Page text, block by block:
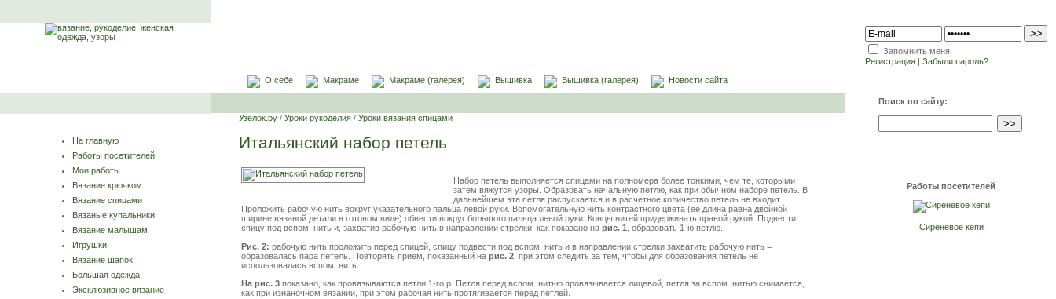
Запомнить меня
Регистрация | Забыли пароль?
О себе
Макраме Макраме (галерея) Вышивка Вышивка (галерея) Новости сайта
На главную
Работы посетителей
Мои работы
Вязание крючком
Вязание спицами
Вязаные купальники
Вязание малышам
Игрушки
Вязание шапок
Большая одежда
Эксклюзивное вязание
Узелок.ру / Уроки рукоделия / Уроки вязания спицами
Итальянский набор петель
Набор петель выполняется спицами на полномера более тонкими, чем те, которыми
затем вяжутся узоры. Образовать начальную петлю, как при обычном наборе петель. В
дальнейшем эта петля распускается и в расчетное количество петель не входит.
Проложить рабочую нить вокруг указательного пальца левой руки. Вспомогательную нить контрастного цвета (ее длина равна двойной
ширине вязаной детали в готовом виде) обвести вокруг большого пальца левой руки. Концы нитей придерживать правой рукой. Подвести
спицу под вспом. нить и, захватив рабочую нить в направлении стрелки, как показано на рис. 1 , образовать 1-ю петлю.
Рис. 2: рабочую нить проложить перед спицей, спицу подвести под вспом. нить и в направлении стрелки захватить рабочую нить =
образовалась пара петель. Повторять прием, показанный на рис. 2 , при этом следить за тем, чтобы для образования петель не
использовалась вспом. нить.
На рис. 3 показано, как провязываются петли 1-го р. Петля перед вспом. нитью провязывается лицевой, петля за вспом. нитью снимается,
как при изнаночном вязании, при этом рабочая нить протягивается перед петлей.
Поиск по сайту:
Работы посетителей
Сиреневое кепи